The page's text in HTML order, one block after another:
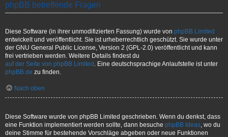
phpBB betreffende Fragen
Diese Software (in ihrer unmodifizierten Fassung) wurde von phpBB Limited
entwickelt und veröffentlicht. Sie ist urheberrechtlich geschützt. Sie wurde unter
der GNU General Public License, Version 2 (GPL-2.0) veröffentlicht und kann
frei vertrieben werden. Weitere Details findest du
auf der Seite von phpBB Limited . Eine deutschsprachige Anlaufstelle ist unter
phpBB.de zu finden.
Nach oben
Diese Software wurde von phpBB Limited geschrieben. Wenn du denkst, dass
eine Funktion implementiert werden sollte, dann besuche phpBB Ideas, wo du
deine Stimme für bestehende Vorschläge abgeben oder neue Funktionen